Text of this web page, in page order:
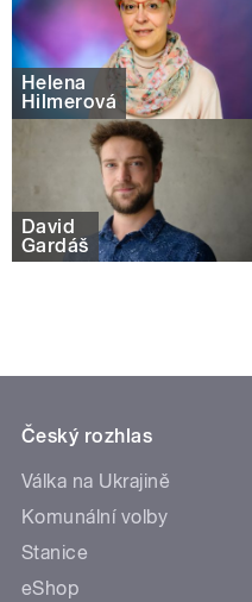
Helena
Hilmerová
David
Gardáš
Český rozhlas
Válka na Ukrajině
Komunální volby
Stanice
eShop